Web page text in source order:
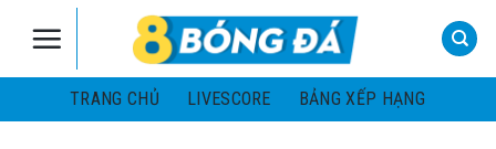
TRANG CHỦ
LIVESCORE BẢNG XẾP HẠNG